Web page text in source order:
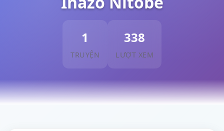
1
TRUYỆN
338
LƯỢT XEM